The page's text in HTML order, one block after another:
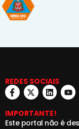
REDES SOCIAIS
IMPORTANTE!
Este portal não é